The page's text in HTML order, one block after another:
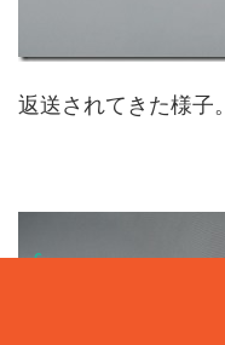
返送されてきた様子。
6